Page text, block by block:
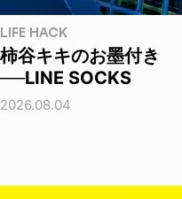
LIFE HACK
柿谷キキのお墨付き
──LINE SOCKS
2026.08.04